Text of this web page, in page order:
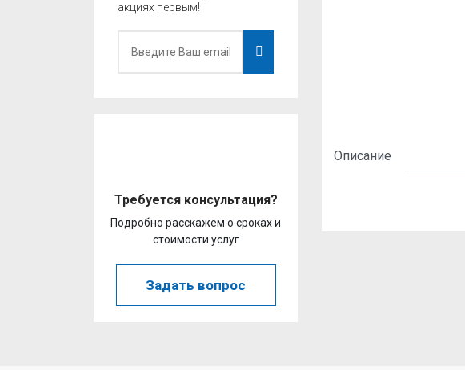
акциях первым!
Требуется консультация?
Подробно расскажем о сроках и
стоимости услуг
Задать вопрос
Описание